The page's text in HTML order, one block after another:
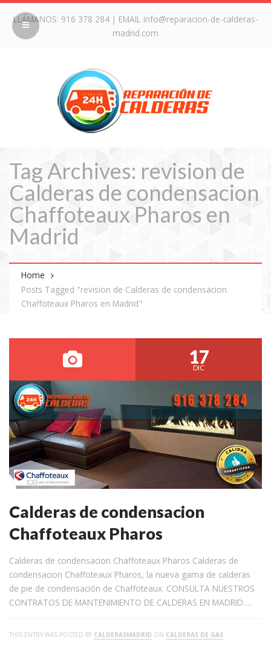
LLÁMANOS: 916 378 284| EMAIL info@reparacion-de-calderas-
madrid.com
Tag Archives: revision de
Calderas de condensacion
Chaffoteaux Pharos en
Madrid
Home
Posts Tagged "revision de Calderas de condensacion
Chaffoteaux Pharos en Madrid"
17
DIC
Calderas de condensacion
Chaffoteaux Pharos
Calderas de condensacion Chaffoteaux Pharos Calderas de
condensacion Chaffoteaux Pharos, la nueva gama de calderas
de pie de condensación de Chaffoteaux. CONSULTA NUESTROS
CONTRATOS DE MANTENIMIENTO DE CALDERAS EN MADRID….
THIS ENTRY WAS POSTED BY CALDERASMADRID ON CALDERAS DE GAS